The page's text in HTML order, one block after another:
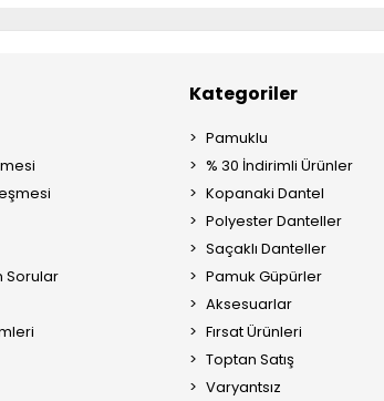
Sorular
Kategoriler
Pamuklu
% 30 İndirimli Ürünler
Kopanaki Dantel
Polyester Danteller
Saçaklı Danteller
Pamuk Güpürler
Aksesuarlar
Fırsat Ürünleri
Toptan Satış
Varyantsız